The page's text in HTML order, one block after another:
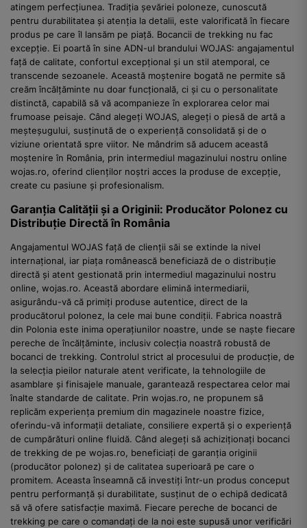
atingem perfecțiunea. Tradiția șevăriei poloneze, cunoscută
pentru durabilitatea și atenția la detalii, este valorificată în fiecare
produs pe care îl lansăm pe piață. Bocancii de trekking nu fac
excepție. Ei poartă în sine ADN-ul brandului WOJAS: angajamentul
față de calitate, confortul excepțional și un stil atemporal, ce
transcende sezoanele. Această moștenire bogată ne permite să
creăm încălțăminte nu doar funcțională, ci și cu o personalitate
distinctă, capabilă să vă acompanieze în explorarea celor mai
frumoase peisaje. Când alegeți WOJAS, alegeți o piesă de artă a
meșteșugului, susținută de o experiență consolidată și de o
viziune orientată spre viitor. Ne mândrim să aducem această
moștenire în România, prin intermediul magazinului nostru online
wojas.ro, oferind clienților noștri acces la produse de excepție,
create cu pasiune și profesionalism.
Garanția Calității și a Originii: Producător Polonez cu
Distribuție Directă în România
Angajamentul WOJAS față de clienții săi se extinde la nivel
internațional, iar piața românească beneficiază de o distribuție
directă și atent gestionată prin intermediul magazinului nostru
online, wojas.ro. Această abordare elimină intermediarii,
asigurându-vă că primiți produse autentice, direct de la
producătorul polonez, la cele mai bune condiții. Fabrica noastră
din Polonia este inima operațiunilor noastre, unde se naște fiecare
pereche de încălțăminte, inclusiv colecția noastră robustă de
bocanci de trekking. Controlul strict al procesului de producție, de
la selecția pieilor naturale atent verificate, la tehnologiile de
asamblare și finisajele manuale, garantează respectarea celor mai
înalte standarde de calitate. Prin wojas.ro, ne propunem să
replicăm experiența premium din magazinele noastre fizice,
oferindu-vă informații detaliate, consiliere expertă și o experiență
de cumpărături online fluidă. Când alegeți să achiziționați bocanci
de trekking de pe wojas.ro, beneficiați de garanția originii
(producător polonez) și de calitatea superioară pe care o
promitem. Aceasta înseamnă că investiți într-un produs conceput
pentru performanță și durabilitate, susținut de o echipă dedicată
să vă ofere satisfacție maximă. Fiecare pereche de bocanci de
trekking pe care o comandați de la noi este supusă unor verificări